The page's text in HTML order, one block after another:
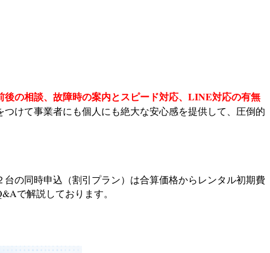
後の相談、故障時の案内とスピード対応、LINE対応の有無
つけて事業者にも個人にも絶大な安心感を提供して、圧倒的
の同時申込（割引プラン）は合算価格からレンタル初期費
で解説しております。